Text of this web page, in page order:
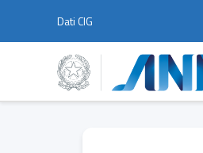
Dati CIG